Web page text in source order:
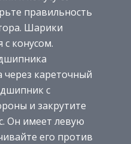
правильность
Шарики
с конусом.
через кареточный
с
и закрутите
Он имеет левую
его против